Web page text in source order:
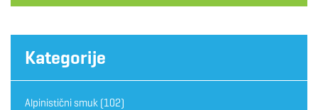
Kategorije
Alpinistični smuk (102)